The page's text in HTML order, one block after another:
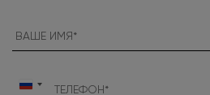
Россия